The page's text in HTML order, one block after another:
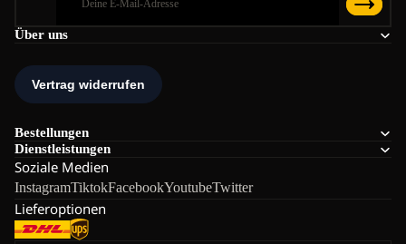
Über uns
Bestellungen
Dienstleistungen
Soziale Medien
InstagramTiktokFacebookYoutubeTwitter
Lieferoptionen